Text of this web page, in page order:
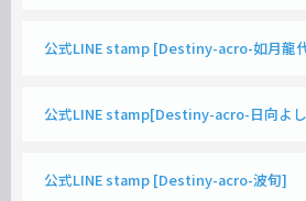
公式LINE stamp [Destiny-acro-如月龍
公式LINE stamp[Destiny-acro-日向よ
公式LINE stamp [Destiny-acro-波旬]